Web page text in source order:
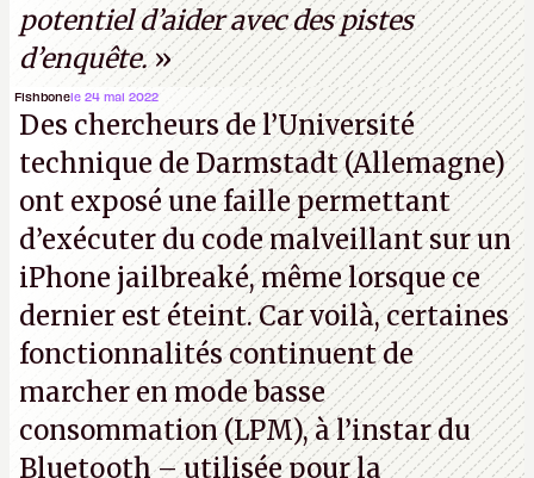
potentiel d’aider avec des pistes
d’enquête.»
Fishbonele 24 mai 2022
Des chercheurs de l’Université
technique de Darmstadt (Allemagne)
ont exposé une faille permettant
d’exécuter du code malveillant sur un
iPhone jailbreaké, même lorsque ce
dernier est éteint. Car voilà, certaines
fonctionnalités continuent de
marcher en mode basse
consommation (LPM), à l’instar du
Bluetooth – utilisée pour la